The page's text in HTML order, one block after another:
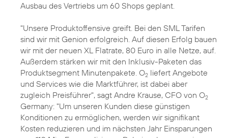
Ausbau des Vertriebs um 60 Shops geplant.
"Unsere Produktoffensive greift. Bei den SML Tarifen
sind wir mit Genion erfolgreich. Auf diesen Erfolg bauen
wir mit der neuen XL Flatrate, 80 Euro in alle Netze, auf.
Außerdem stärken wir mit den Inklusiv-Paketen das
Produktsegment Minutenpakete. O2 liefert Angebote
und Services wie die Marktführer, ist dabei aber
zugleich Preisführer", sagt Andre Krause, CFO von O2
Germany: "Um unseren Kunden diese günstigen
Konditionen zu ermöglichen, werden wir signifikant
Kosten reduzieren und im nächsten Jahr Einsparungen